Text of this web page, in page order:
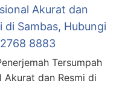
Akurat dan
di Sambas, Hubungi
8883
Tersumpah
Akurat dan Resmi di